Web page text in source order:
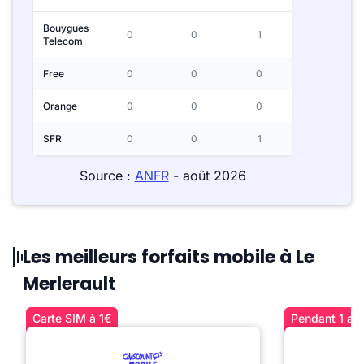
Bouygues
Telecom
0 0 1
Free 0 0 0
Orange 0 0 0
SFR 0 0 1
Source : ANFR- août 2026
Les meilleurs forfaits mobile à Le
Merlerault
Carte SIM à 1€ Pendant 1